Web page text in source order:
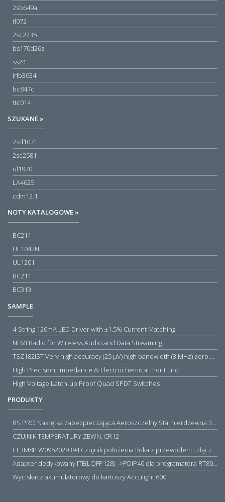
2sb649a
tl072
2sc2235
bs170d26z
ss24
irlb3034
bc847c
ttc014
SZUKANE »
2sd1071
2sc2581
ul1970
LA4625
cdm12.1
NOTY KATALOGOWE »
BC211
UL1042N
UL1201
BC211
BC313
SAMPLE
4-String 120mA LED Driver with ±1.5% Current Matching
NFMI Radio for Wireless Audio and Data Streaming
TSZ182IST Very high accuracy (25 µV) high bandwidth (3 MHz) zero drift 5 V operational amplifiers
High Precision, Impedance & Electrochemical Front End
High Voltage Latch-up Proof Quad SPDT Switches
PRODUKTY
RS PRO Nakrętka zabezpieczająca Aeroszczelny Stal nierdzewna 316 Zwykłe
CZUJNIK TEMPERATURY ZEWN. CR12
CE3M8P W0952029394 Czujnik położenia tłoka z przewodem i złączem M8, PNP NO, 10...30VDC, 100mA, METALWORK, METAL WORK jak MZT1-0
Adapter dedykowany ITE(LQFP128)-->PDIP40 dla programatora RT809H/RT809F (simple)
Wyciskacz akumulatorowy do kartuszy Acculight 600